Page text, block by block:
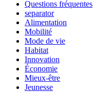
Questions fréquentes
separator
Alimentation
Mobilité
Mode de vie
Habitat
Innovation
Économie
Mieux-être
Jeunesse